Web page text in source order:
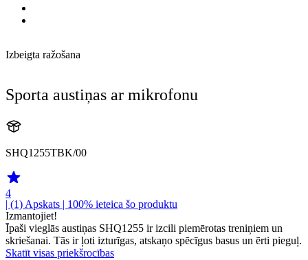
Izbeigta ražošana
Sporta austiņas ar mikrofonu
SHQ1255TBK/00
4
| (1) Apskats | 100% ieteica šo produktu
Izmantojiet!
Īpaši vieglās austiņas SHQ1255 ir izcili piemērotas treniņiem un
skriešanai. Tās ir ļoti izturīgas, atskaņo spēcīgus basus un ērti pieguļ.
Skatīt visas priekšrocības